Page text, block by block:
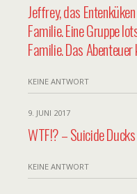
Jeffrey, das
Familie. Eine Gruppe
Familie. Das
KEINE ANTWORT
9. JUNI 2017
WTF!? – Suicide
KEINE ANTWORT